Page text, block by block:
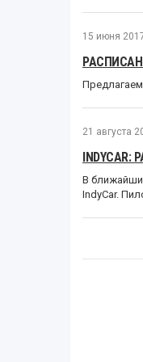
15 июня
21 августа
В
IndyCar.